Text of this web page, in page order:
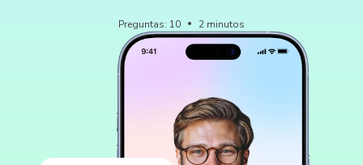
Preguntas: 10 2 minutos